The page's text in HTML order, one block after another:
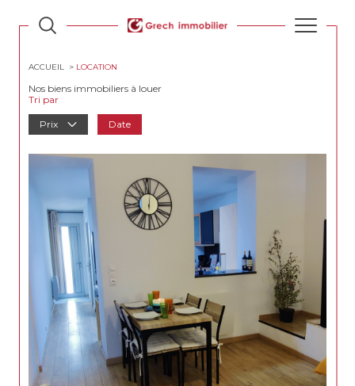
ACCUEIL LOCATION
Nos biens immobiliers à louer
Tri par
Prix Date